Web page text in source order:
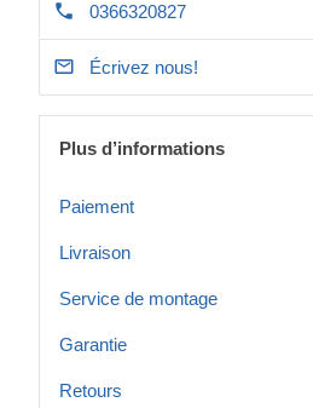
0366320827
Écrivez nous!
Plus d’informations
Paiement
Livraison
Service de montage
Garantie
Retours